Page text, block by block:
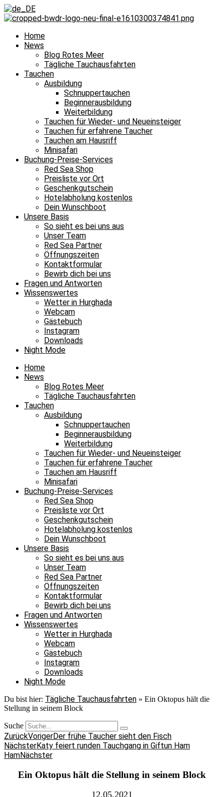
Home
News
Blog Rotes Meer
Tägliche Tauchausfahrten
Tauchen
Ausbildung
Schnuppertauchen
Beginnerausbildung
Weiterbildung
Tauchen für Wieder- und Neueinsteiger
Tauchen für erfahrene Taucher
Tauchen am Hausriff
Minisafari
Buchung-Preise-Services
Red Sea Shop
Preisliste vor Ort
Geschenkgutschein
Hotelabholung kostenlos
Dein Wunschboot
Unsere Basis
So sieht es bei uns aus
Unser Team
Red Sea Partner
Öffnungszeiten
Kontaktformular
Bewirb dich bei uns
Fragen und Antworten
Wissenswertes
Wetter in Hurghada
Webcam
Gästebuch
Instagram
Downloads
Night Mode
Home
News
Blog Rotes Meer
Tägliche Tauchausfahrten
Tauchen
Ausbildung
Schnuppertauchen
Beginnerausbildung
Weiterbildung
Tauchen für Wieder- und Neueinsteiger
Tauchen für erfahrene Taucher
Tauchen am Hausriff
Minisafari
Buchung-Preise-Services
Red Sea Shop
Preisliste vor Ort
Geschenkgutschein
Hotelabholung kostenlos
Dein Wunschboot
Unsere Basis
So sieht es bei uns aus
Unser Team
Red Sea Partner
Öffnungszeiten
Kontaktformular
Bewirb dich bei uns
Fragen und Antworten
Wissenswertes
Wetter in Hurghada
Webcam
Gästebuch
Instagram
Downloads
Night Mode
Du bist hier: Tägliche Tauchausfahrten » Ein Oktopus hält die
Stellung in seinem Block
Suche
ZurückVorigerDer frühe Taucher sieht den Fisch
NächsterKaty feiert runden Tauchgang in Giftun Ham
HamNächster
Ein Oktopus hält die Stellung in seinem Block
12.05.2021